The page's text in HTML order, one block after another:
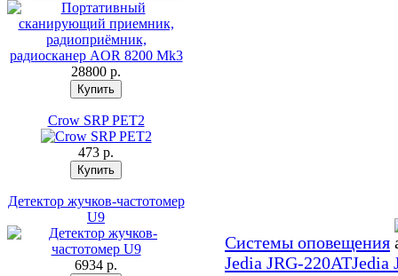
28800 p.
Crow SRP PET2
473 p.
Детектор жучков-частотомер
U9
6934 p.
Системы оповещения
Jedia JRG-220ATJedia